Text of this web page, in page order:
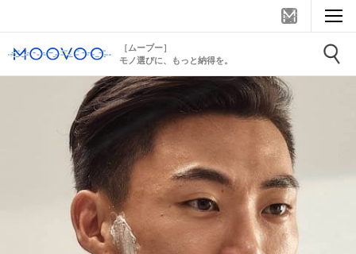
［ムーブー］
モノ選びに、もっと納得を。